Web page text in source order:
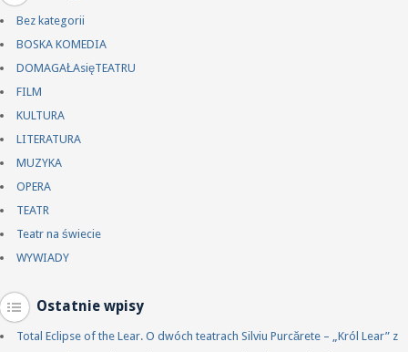
Bez kategorii
BOSKA KOMEDIA
DOMAGAŁAsięTEATRU
FILM
KULTURA
LITERATURA
MUZYKA
OPERA
TEATR
Teatr na świecie
WYWIADY
Ostatnie wpisy
Total Eclipse of the Lear. O dwóch teatrach Silviu Purcărete – „Król Lear” z